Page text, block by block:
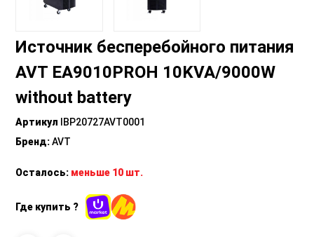
Источник бесперебойного питания
AVT EA9010PROH 10KVA/9000W
without battery
Артикул
IBP20727AVT0001
Бренд: AVT
Осталось: меньше 10 шт.
Где купить ?